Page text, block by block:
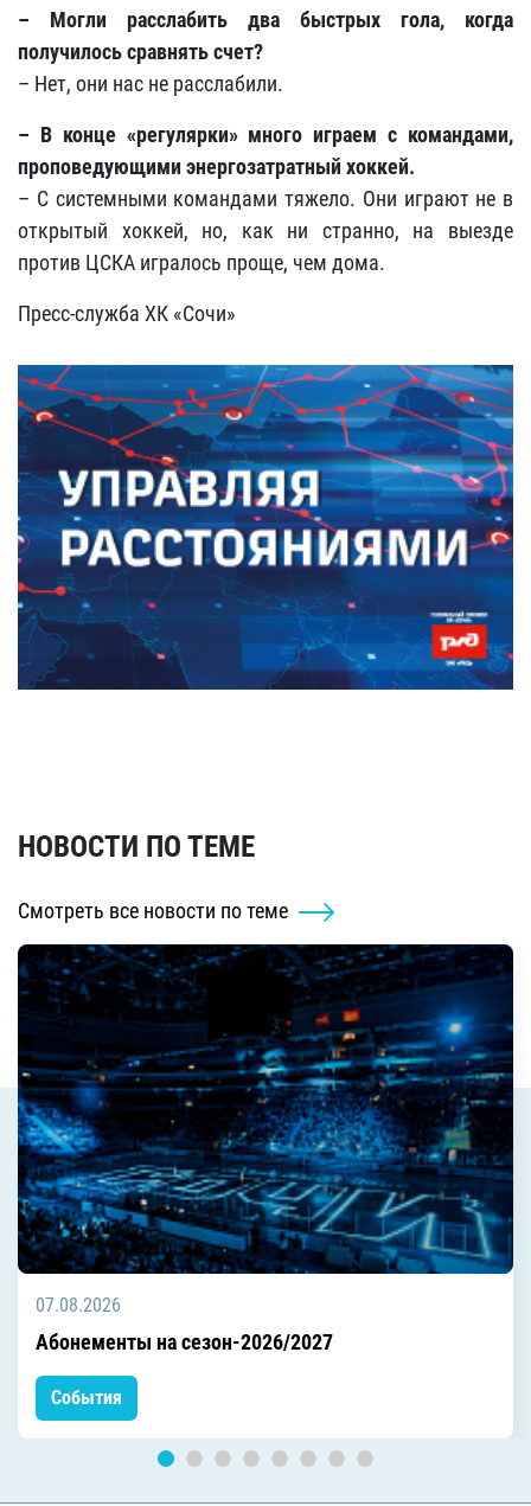
– Могли расслабить два быстрых гола, когда
получилось сравнять счет?
– Нет, они нас не расслабили.
– В конце «регулярки» много играем с командами,
проповедующими энергозатратный хоккей.
– С системными командами тяжело. Они играют не в
открытый хоккей, но, как ни странно, на выезде
против ЦСКА игралось проще, чем дома.
Пресс-служба ХК «Сочи»
НОВОСТИ ПО ТЕМЕ
Смотреть все новости по теме
07.08.2026
Абонементы на сезон-2026/2027
События